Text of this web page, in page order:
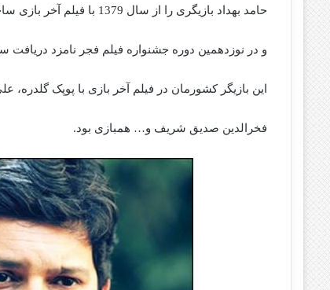
حامد بهداد بازیگری را از سال 1379 با فیلم آخر بازی ساخته همایون اسعدیان آغاز کرد
و در نوزدهمین دوره جشنواره فیلم فجر نامزد دریافت
این بازیگر کشورمان در فیلم آخر بازی با پوپک
فخرالدین صدیق شریف و… همبازی بود.